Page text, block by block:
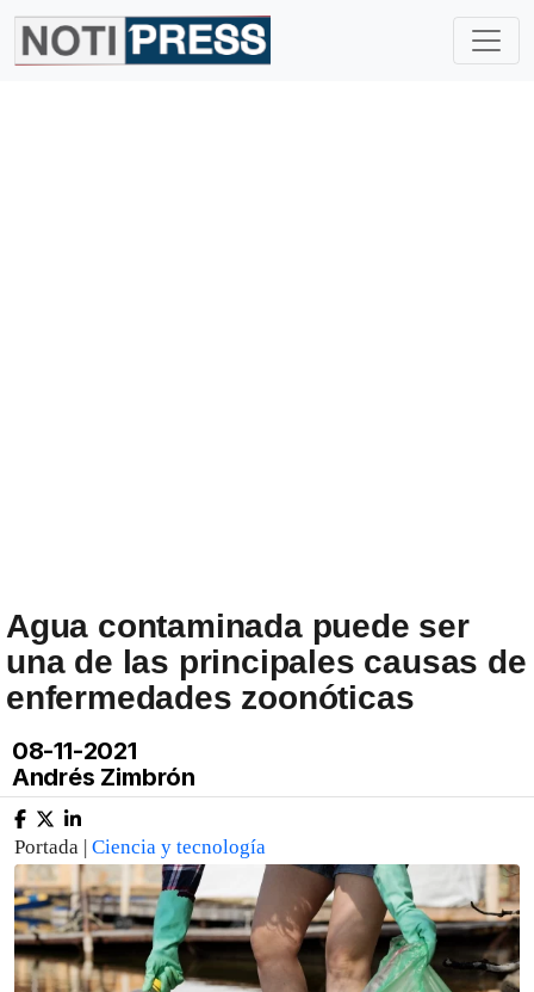
Agua contaminada puede ser
una de las principales causas de
enfermedades zoonóticas
08-11-2021
Andrés Zimbrón
Portada | Ciencia y tecnología